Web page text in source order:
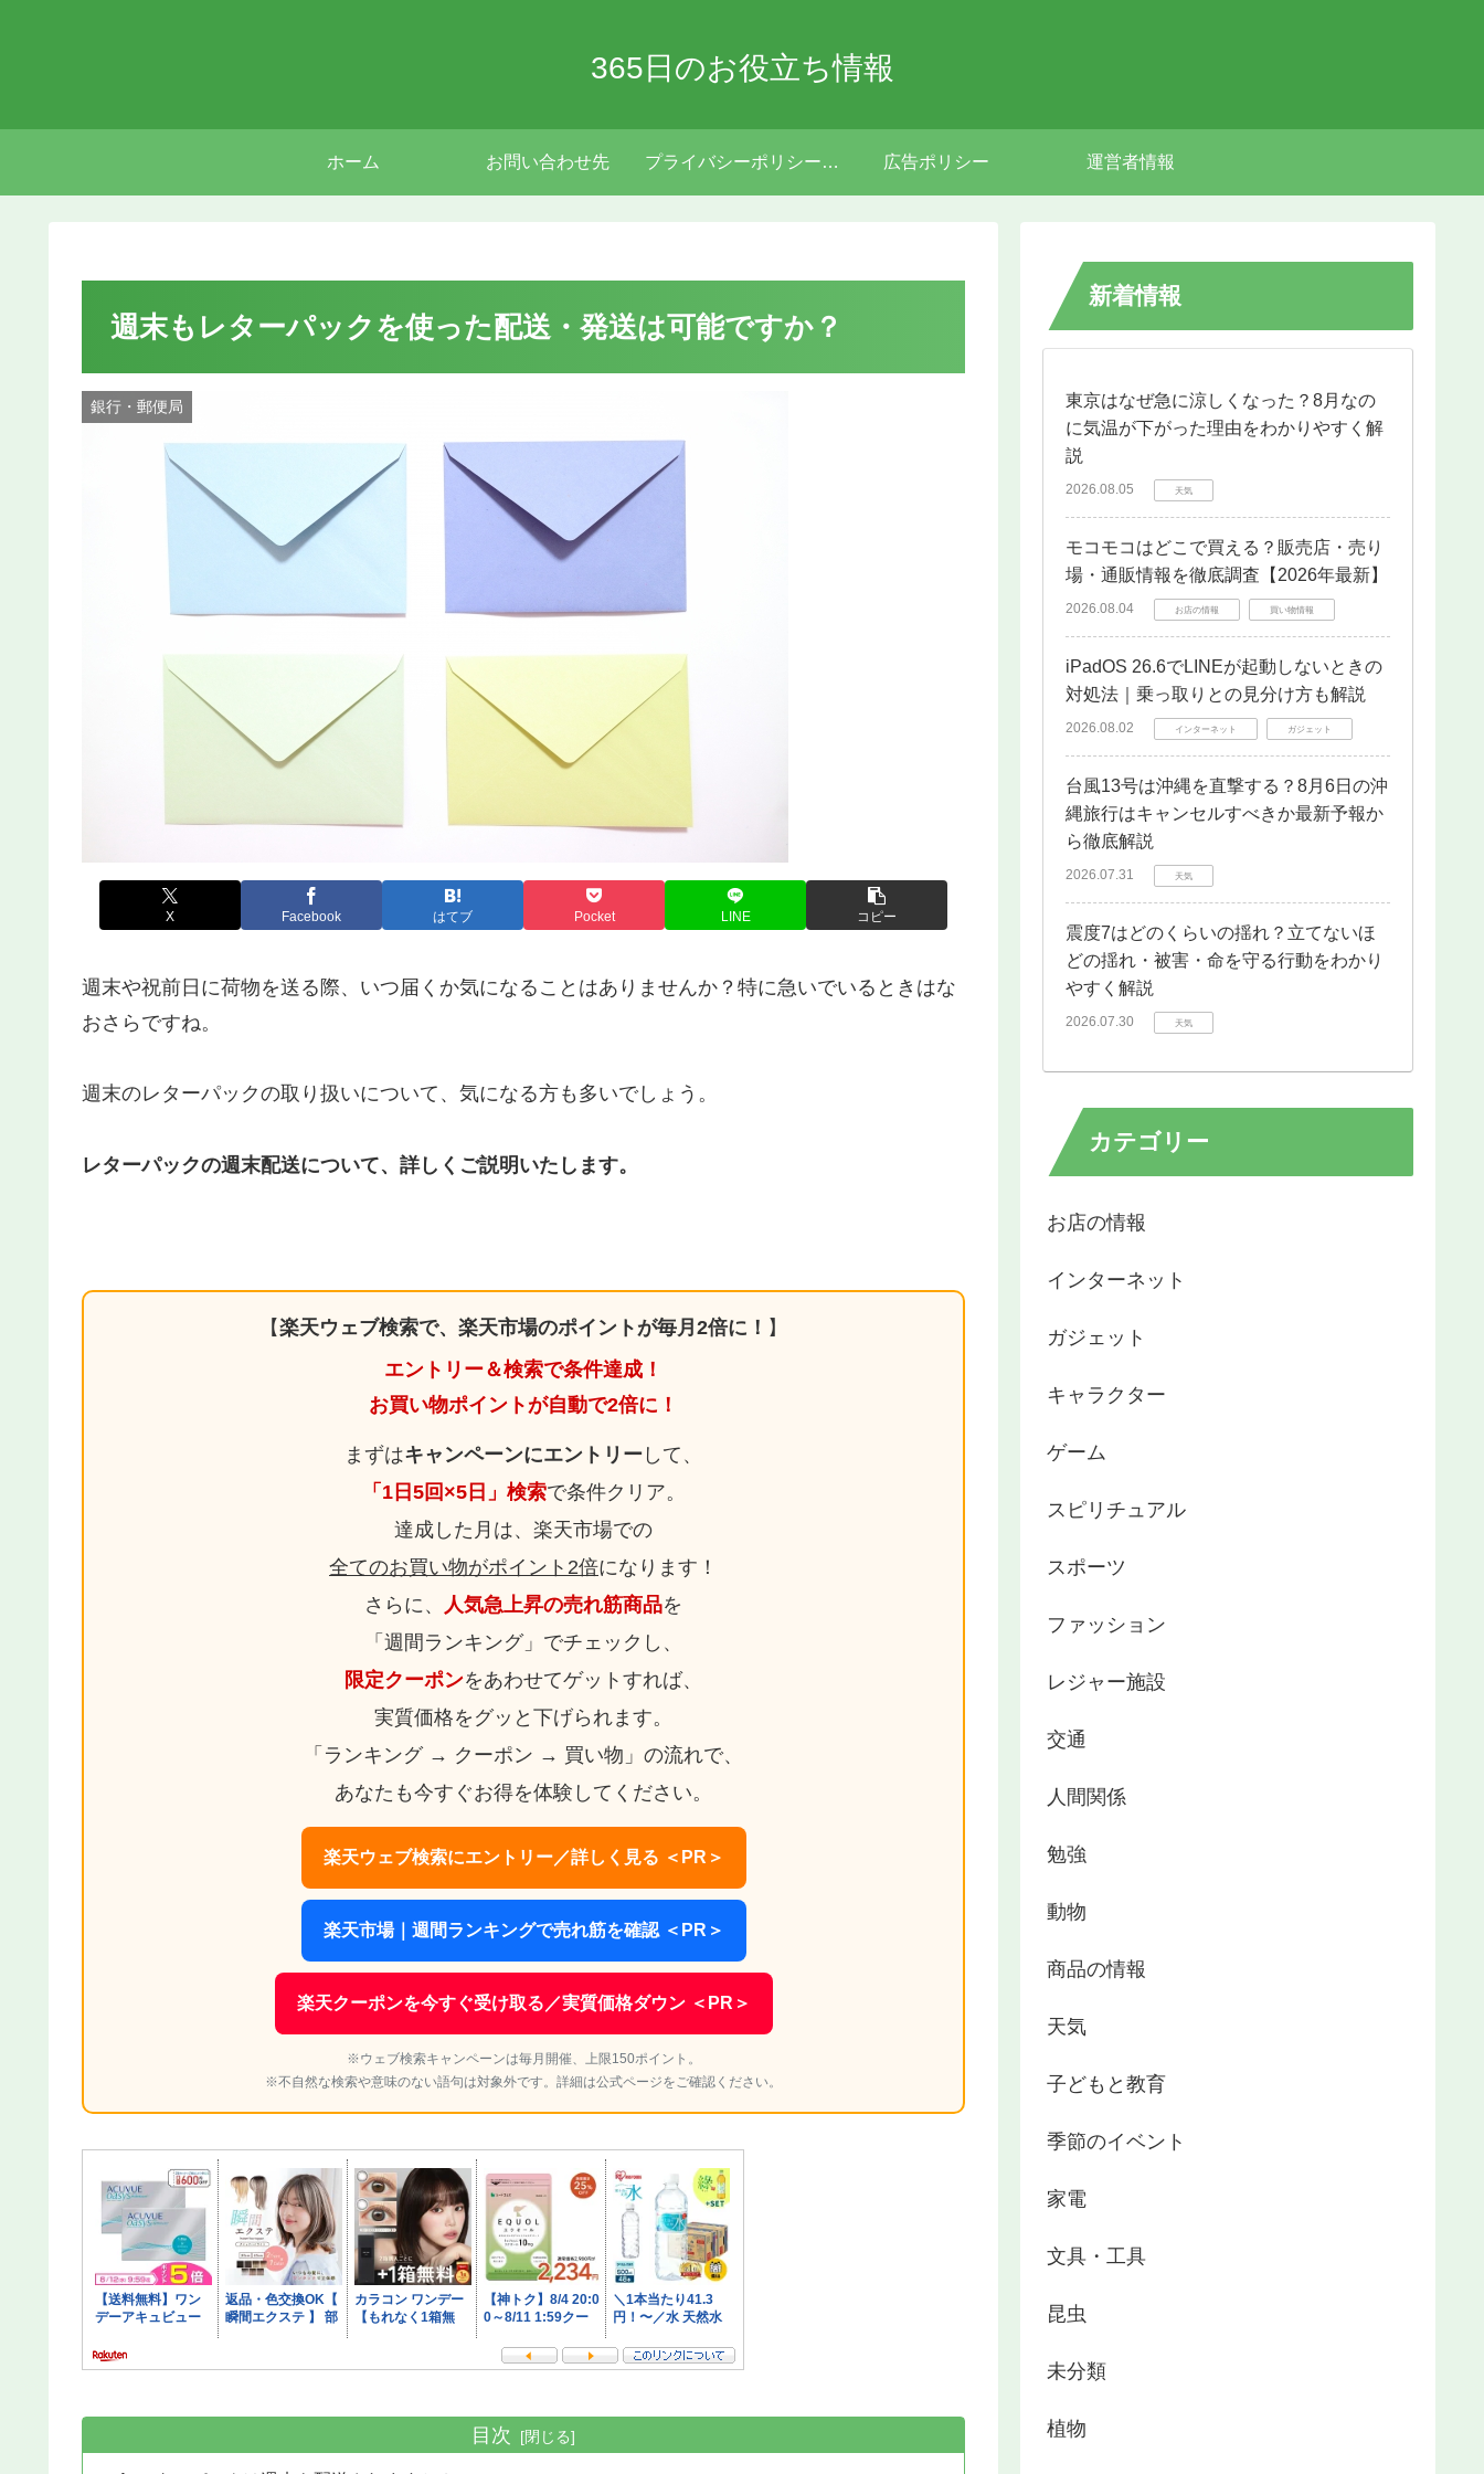
365日のお役立ち情報
ホーム お問い合わせ先 プライバシーポリシー・免責事項 広告ポリシー 運営者情報
週末もレターパックを使った配送・発送は可能ですか？
銀行・郵便局
X Facebook はてブ Pocket LINE コピー
週末や祝前日に荷物を送る際、いつ届くか気になることはありませんか？特に急いでいるときはな
おさらですね。
週末のレターパックの取り扱いについて、気になる方も多いでしょう。
レターパックの週末配送について、詳しくご説明いたします。
【楽天ウェブ検索で、楽天市場のポイントが毎月2倍に！ 】
エントリー＆検索で条件達成！
お買い物ポイントが自動で2倍に！
まずはキャンペーンにエントリー して、
「1日5回×5日」検索で条件クリア。
達成した月は、楽天市場での
全てのお買い物がポイント2倍になります！
さらに、
人気急上昇の売れ筋商品を
「週間ランキング」でチェックし、
限定クーポンをあわせてゲットすれば、
実質価格をグッと下げられます。
「ランキング → クーポン → 買い物」の流れで、
あなたも今すぐお得を体験してください。
楽天ウェブ検索にエントリー／詳しく見る ＜PR＞
楽天市場｜週間ランキングで売れ筋を確認 ＜PR＞
楽天クーポンを今すぐ受け取る／実質価格ダウン ＜PR＞
※ウェブ検索キャンペーンは毎月開催、上限150ポイント。
※不自然な検索や意味のない語句は対象外です。詳細は公式ページをご確認ください。
目次
新着情報
東京はなぜ急に涼しくなった？8月なの
に気温が下がった理由をわかりやすく解
説
2026.08.05 天気
モコモコはどこで買える？販売店・売り
場・通販情報を徹底調査【2026年最新】
2026.08.04 お店の情報 買い物情報
iPadOS 26.6でLINEが起動しないときの
対処法｜乗っ取りとの見分け方も解説
2026.08.02 インターネット ガジェット
台風13号は沖縄を直撃する？8月6日の沖
縄旅行はキャンセルすべきか最新予報か
ら徹底解説
2026.07.31 天気
震度7はどのくらいの揺れ？立てないほ
どの揺れ・被害・命を守る行動をわかり
やすく解説
2026.07.30 天気
カテゴリー
お店の情報
インターネット
ガジェット
キャラクター
ゲーム
スピリチュアル
スポーツ
ファッション
レジャー施設
交通
人間関係
勉強
動物
商品の情報
天気
子どもと教育
季節のイベント
家電
文具・工具
昆虫
未分類
植物